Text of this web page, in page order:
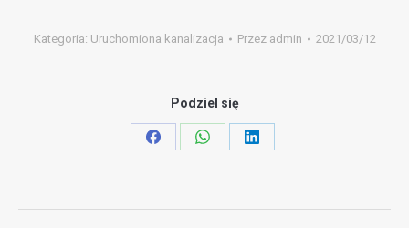
Kategoria: Uruchomiona kanalizacja Przez admin 2021/03/12
Podziel się
Share
Share
Share